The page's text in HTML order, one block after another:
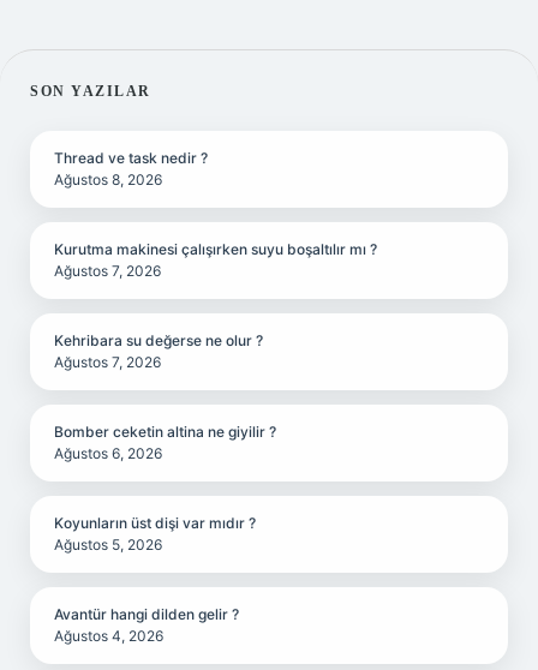
SIDEBAR
SON YAZILAR
Thread ve task nedir ?
Ağustos 8, 2026
Kurutma makinesi çalışırken suyu boşaltılır mı ?
Ağustos 7, 2026
Kehribara su değerse ne olur ?
Ağustos 7, 2026
Bomber ceketin altina ne giyilir ?
Ağustos 6, 2026
Koyunların üst dişi var mıdır ?
Ağustos 5, 2026
Avantür hangi dilden gelir ?
Ağustos 4, 2026